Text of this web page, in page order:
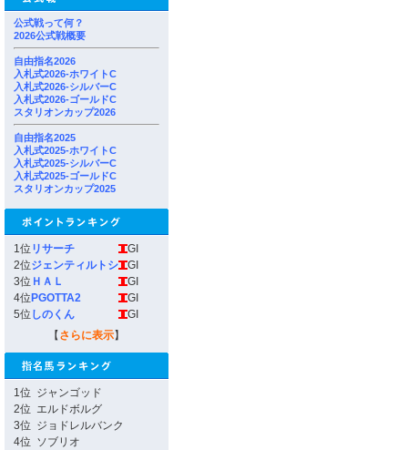
公式戦って何？
2026公式戦概要
自由指名2026
入札式2026-ホワイトC
入札式2026-シルバーC
入札式2026-ゴールドC
スタリオンカップ2026
自由指名2025
入札式2025-ホワイトC
入札式2025-シルバーC
入札式2025-ゴールドC
スタリオンカップ2025
1位 リサーチ
GI
2位ジェンティルトシ
GI
3位 ＨＡＬ
GI
4位 PGOTTA2
GI
5位 しのくん
GI
【 さらに表示】
1位 ジャンゴッド
2位 エルドボルグ
3位 ジョドレルバンク
4位 ソブリオ